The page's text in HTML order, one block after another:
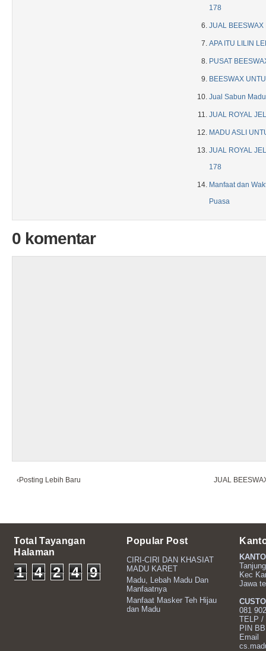
178
JUAL
APA ITU LILIN
PUSAT
BEESWAX
Jual Sabun
JUAL ROYAL
MADU ASLI
JUAL ROYAL
178
Manfaat dan
Puasa
0 komentar
‹Posting Lebih Baru JUAL
Total Tayangan
Halaman
1 4 2 4
9
Popular Post
CIRI-CIRI DAN KHASIAT
MADU KARET
Madu, Lebah Madu Dan
Manfaatnya
Manfaat Masker Teh Hijau
dan Madu
Kec
Jawa
081
TELP /
PIN
Email